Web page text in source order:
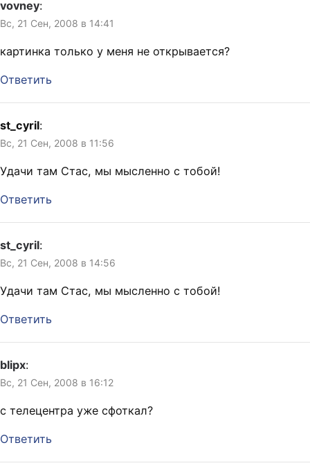
vovney:
Вс, 21 Сен, 2008 в 14:41
картинка только у меня не открывается?
Ответить
st_cyril:
Вс, 21 Сен, 2008 в 11:56
Удачи там Стас, мы мысленно с тобой!
Ответить
st_cyril:
Вс, 21 Сен, 2008 в 14:56
Удачи там Стас, мы мысленно с тобой!
Ответить
blipx:
Вс, 21 Сен, 2008 в 16:12
с телецентра уже сфоткал?
Ответить